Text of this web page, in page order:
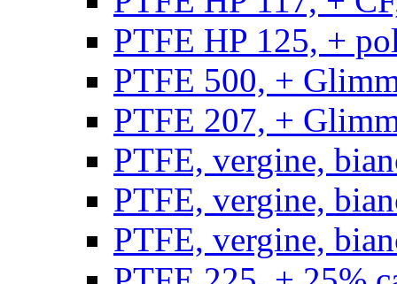
PTFE HP 125, +
PTFE 500, +
PTFE 207, +
PTFE, vergine,
PTFE, vergine,
PTFE, vergine,